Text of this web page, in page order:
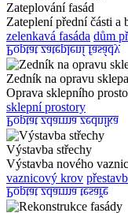
Zateplování fasád
Zateplení přední části a
zelenkavá fasáda dům
Poptat zateplení fasády
Zedník na opravu sklepa
Oprava sklepního
sklepní prostory
Poptat zdarma zedníka
Výstavba střechy
Výstavba nového
vaznicový krov
Poptat zdarma tesaře